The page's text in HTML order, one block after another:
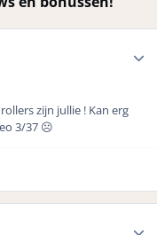
zijn jullie ! Kan erg
3/37 ☹️